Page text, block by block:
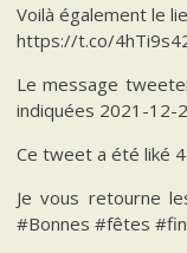
Voilà également le
https://t.co/
Le message
indiquées 2021-12-
Ce tweet a été liké
Je vous retourne
#Bonnes #fêtes